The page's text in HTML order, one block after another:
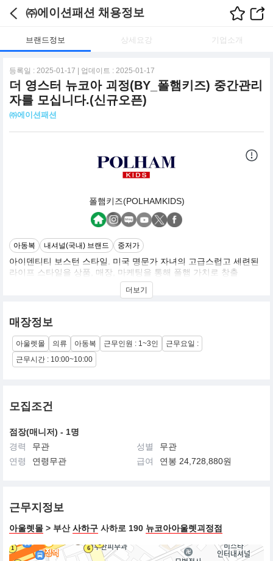
㈜에이션패션 채용정보
브랜드정보 상세요강 기업소개
등록일 : 2025-01-17 | 업데이트 : 2025-01-17
더 영스터 뉴코아 괴정(BY_폴햄키즈) 중간관리
자를 모십니다.(신규오픈)
㈜에이션패션
폴햄키즈(POLHAMKIDS)
아동복 내셔널(국내) 브랜드 중저가
아이덴티티 보스턴 스타일. 미국 명문가 자녀의 고급스럽고 세련된
라이프 스타일을 상품, 매장, 마케팅을 통해 폴햄 가치로 창출
더보기
매장정보
아울렛몰 의류 아동복 근무인원 : 1~3인
근무요일 :
근무시간 : 10:00~10:00
모집조건
점장(매니저) - 1명
경력
무관 성별
무관
연령
연령무관 급여 연봉 24,728,880원
근무지정보
아울렛몰 > 부산사하구 사하로 190 뉴코아아울렛괴정점